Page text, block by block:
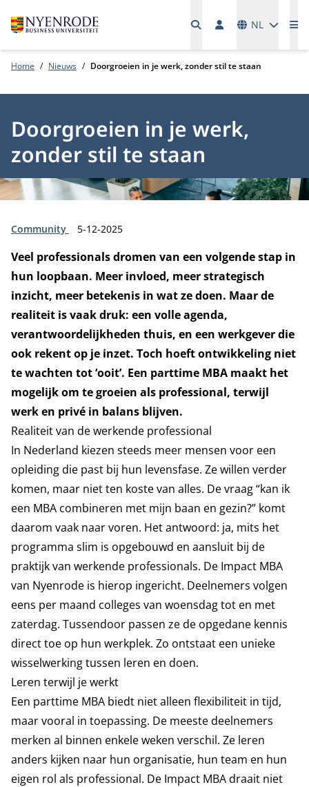
NL
Home Nieuws Doorgroeien in je werk, zonder stil te staan
Doorgroeien in je werk,
zonder stil te staan
Type:
Community Publicatiedatum:
5-12-2025
Veel professionals dromen van een volgende stap in
hun loopbaan. Meer invloed, meer strategisch
inzicht, meer betekenis in wat ze doen. Maar de
realiteit is vaak druk: een volle agenda,
verantwoordelijkheden thuis, en een werkgever die
ook rekent op je inzet. Toch hoeft ontwikkeling niet
te wachten tot ‘ooit’. Een parttime MBA maakt het
mogelijk om te groeien als professional, terwijl
werk en privé in balans blijven.
Realiteit van de werkende professional
In Nederland kiezen steeds meer mensen voor een
opleiding die past bij hun levensfase. Ze willen verder
komen, maar niet ten koste van alles. De vraag “kan ik
een MBA combineren met mijn baan en gezin?” komt
daarom vaak naar voren. Het antwoord: ja, mits het
programma slim is opgebouwd en aansluit bij de
praktijk van werkende professionals. De Impact MBA
van Nyenrode is hierop ingericht. Deelnemers volgen
eens per maand colleges van woensdag tot en met
zaterdag. Tussendoor passen ze de opgedane kennis
direct toe op hun werkplek. Zo ontstaat een unieke
wisselwerking tussen leren en doen.
Leren terwijl je werkt
Een parttime MBA biedt niet alleen flexibiliteit in tijd,
maar vooral in toepassing. De meeste deelnemers
merken al binnen enkele weken verschil. Ze leren
anders kijken naar hun organisatie, hun team en hun
eigen rol als professional. De Impact MBA draait niet